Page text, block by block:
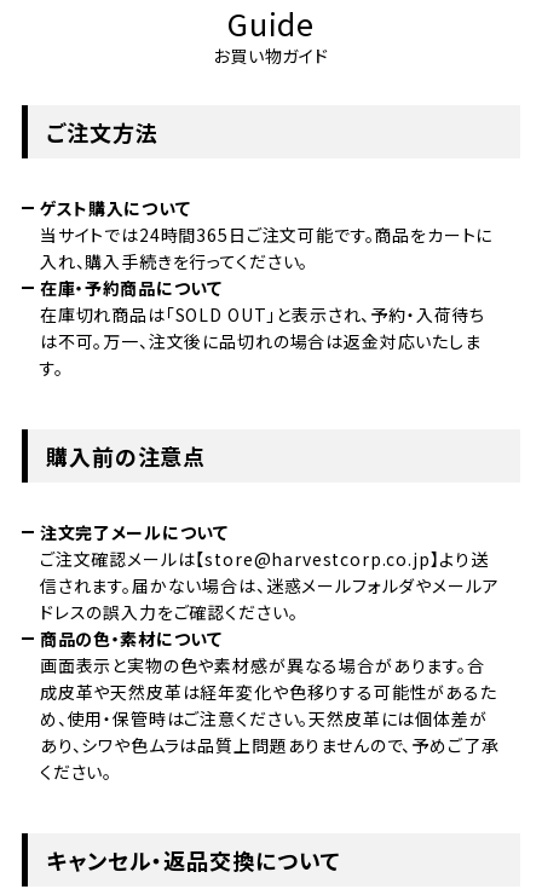
Guide
お買い物ガイド
ご注文方法
ゲスト購入について
当サイトでは24時間365日ご注文可能です。商品をカートに
入れ、購入手続きを行ってください。
在庫・予約商品について
在庫切れ商品は「SOLD OUT」と表示され、予約・入荷待ち
は不可。万一、注文後に品切れの場合は返金対応いたしま
す。
購入前の注意点
注文完了メールについて
ご注文確認メールは【store@harvestcorp.co.jp】より送
信されます。届かない場合は、迷惑メールフォルダやメールア
ドレスの誤入力をご確認ください。
商品の色・素材について
画面表示と実物の色や素材感が異なる場合があります。合
成皮革や天然皮革は経年変化や色移りする可能性があるた
め、使用・保管時はご注意ください。天然皮革には個体差が
あり、シワや色ムラは品質上問題ありませんので、予めご了承
ください。
キャンセル・返品交換について